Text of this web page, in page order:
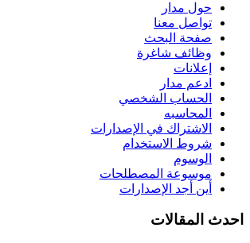
حول مدار
تواصل معنا
صفحة البحث
وظائف شاغرة
إعلانات
ادعم مدار
الحساب الشخصي
المحاسبه
الاشتراك في الإصدارات
شروط الاستخدام
الوسوم
موسوعة المصطلحات
أين أجد الإصدارات
احدث المقالات